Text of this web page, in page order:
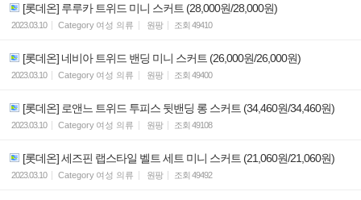
[롯데온] 루루카 트위드 미니 스커트 (28,000원/28,000원)
2023.03.10 Category 여성 의류 원팡 조회 49410
[롯데온] 네비아 트위드 밴딩 미니 스커트 (26,000원/26,000원)
2023.03.10 Category 여성 의류 원팡 조회 49400
[롯데온] 로앤느 트위드 투피스 뒷밴딩 롱 스커트 (34,460원/34,460원)
2023.03.10 Category 여성 의류 원팡 조회 49108
[롯데온] 세즈핀 랩스타일 벨트 세트 미니 스커트 (21,060원/21,060원)
2023.03.10 Category 여성 의류 원팡 조회 49492